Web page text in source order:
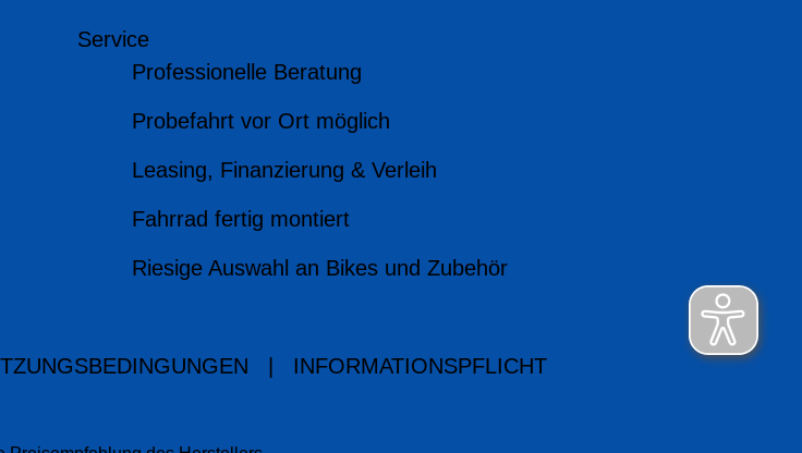
Service
Professionelle Beratung
Probefahrt vor Ort möglich
Leasing, Finanzierung & Verleih
Fahrrad fertig montiert
Riesige Auswahl an Bikes und Zubehör
INFORMATIONSPFLICHT